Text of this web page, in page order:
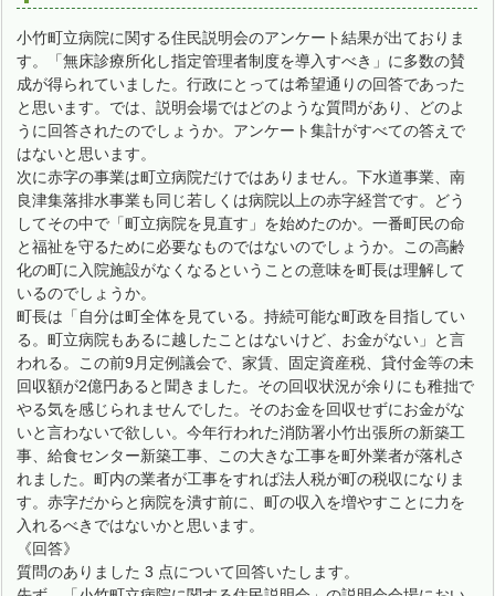
小竹町立病院に関する住民説明会のアンケート結果が出ておりま
す。「無床診療所化し指定管理者制度を導入すべき」に多数の賛
成が得られていました。行政にとっては希望通りの回答であった
と思います。では、説明会場ではどのような質問があり、どのよ
うに回答されたのでしょうか。アンケート集計がすべての答えで
はないと思います。
次に赤字の事業は町立病院だけではありません。下水道事業、南
良津集落排水事業も同じ若しくは病院以上の赤字経営です。どう
してその中で「町立病院を見直す」を始めたのか。一番町民の命
と福祉を守るために必要なものではないのでしょうか。この高齢
化の町に入院施設がなくなるということの意味を町長は理解して
いるのでしょうか。
町長は「自分は町全体を見ている。持続可能な町政を目指してい
る。町立病院もあるに越したことはないけど、お金がない」と言
われる。この前9月定例議会で、家賃、固定資産税、貸付金等の未
回収額が2億円あると聞きました。その回収状況が余りにも稚拙で
やる気を感じられませんでした。そのお金を回収せずにお金がな
いと言わないで欲しい。今年行われた消防署小竹出張所の新築工
事、給食センター新築工事、この大きな工事を町外業者が落札さ
れました。町内の業者が工事をすれば法人税が町の税収になりま
す。赤字だからと病院を潰す前に、町の収入を増やすことに力を
入れるべきではないかと思います。
《回答》
質問のありました 3 点について回答いたします。